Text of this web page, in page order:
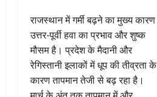
राजस्थान में गर्मी बढ़ने का मुख्य कारण
उत्तर-पूर्वी हवा का प्रभाव और शुष्क
मौसम है। प्रदेश के मैदानी और
रेगिस्तानी इलाकों में धूप की तीव्रता के
कारण तापमान तेजी से बढ़ रहा है।